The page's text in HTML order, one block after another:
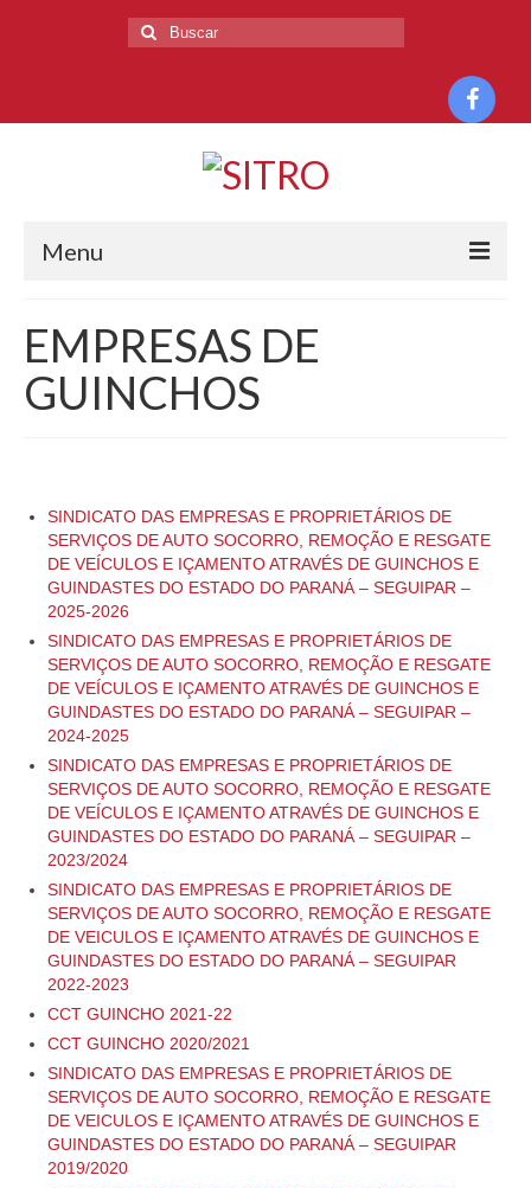
Menu
O SINDICATO
HISTÓRIA
BASE TERRITORIAL
SITRO NA UGT
ASSOCIE-SE
SERVIÇOS
ASSESSORIA JURÍDICA
CURSOS DE FORMAÇÃO PROFISSIONAL
ACORDOS COLETIVOS
CONVENÇÕES COLETIVAS
EMPRESA
CADASTRO DE EMPRESAS
COBRANÇA REGISTRADA
CONCILIAÇÃO PRÉVIA
CONTRIBUIÇÃO ASSISTENCIAL
CONTRIBUIÇÃO SINDICAL
EMPRESAS DE
GUINCHOS
SINDICATO DAS EMPRESAS E PROPRIETÁRIOS DE
SERVIÇOS DE AUTO SOCORRO, REMOÇÃO E RESGATE
DE VEÍCULOS E IÇAMENTO ATRAVÉS DE GUINCHOS E
GUINDASTES DO ESTADO DO PARANÁ – SEGUIPAR –
2025-2026
SINDICATO DAS EMPRESAS E PROPRIETÁRIOS DE
SERVIÇOS DE AUTO SOCORRO, REMOÇÃO E RESGATE
DE VEÍCULOS E IÇAMENTO ATRAVÉS DE GUINCHOS E
GUINDASTES DO ESTADO DO PARANÁ – SEGUIPAR –
2024-2025
SINDICATO DAS EMPRESAS E PROPRIETÁRIOS DE
SERVIÇOS DE AUTO SOCORRO, REMOÇÃO E RESGATE
DE VEÍCULOS E IÇAMENTO ATRAVÉS DE GUINCHOS E
GUINDASTES DO ESTADO DO PARANÁ – SEGUIPAR –
2023/2024
SINDICATO DAS EMPRESAS E PROPRIETÁRIOS DE
SERVIÇOS DE AUTO SOCORRO, REMOÇÃO E RESGATE
DE VEICULOS E IÇAMENTO ATRAVÉS DE GUINCHOS E
GUINDASTES DO ESTADO DO PARANÁ – SEGUIPAR
2022-2023
CCT GUINCHO 2021-22
CCT GUINCHO 2020/2021
SINDICATO DAS EMPRESAS E PROPRIETÁRIOS DE
SERVIÇOS DE AUTO SOCORRO, REMOÇÃO E RESGATE
DE VEICULOS E IÇAMENTO ATRAVÉS DE GUINCHOS E
GUINDASTES DO ESTADO DO PARANÁ – SEGUIPAR
2019/2020